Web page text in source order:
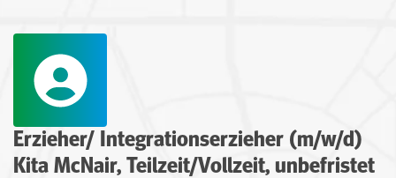
Erzieher/ Integrationserzieher (m/w/d)
Kita McNair, Teilzeit/Vollzeit, unbefristet